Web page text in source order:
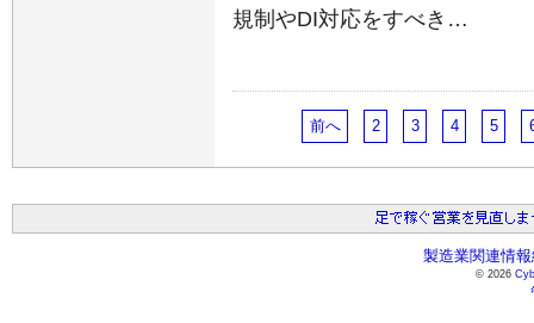
規制やDI対応をすべき…
前へ 2 3 4 5
製造業関連情
© 2026